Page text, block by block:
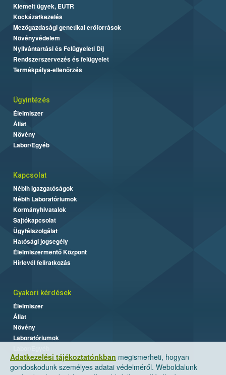
Adatkezelési tájékoztatónkban megismerheti, hogyan
gondoskodunk személyes adatai védelméről. Weboldalunk
Kiemelt ügyek, EUTR
Kockázatkezelés
Mezőgazdasági genetikai erőforrások
Növényvédelem
Nyilvántartási és Felügyeleti Díj
Rendszerszervezés és felügyelet
Termékpálya-ellenőrzés
Ügyintézés
Élelmiszer
Állat
Növény
Labor/Egyéb
Kapcsolat
Nébih Igazgatóságok
Nébih Laboratóriumok
Kormányhivatalok
Sajtókapcsolat
Ügyfélszolgálat
Hatósági jogsegély
Élelmiszermentő Központ
Hírlevél feliratkozás
Gyakori kérdések
Élelmiszer
Állat
Növény
Laboratóriumok